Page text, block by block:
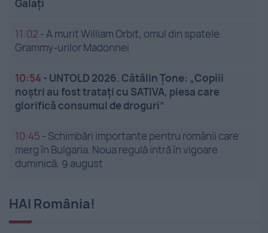
Galați
11:02 -A murit William Orbit, omul din spatele
Grammy-urilor Madonnei
10:54- UNTOLD 2026. Cătălin Țone: „Copiii
noștri au fost tratați cu SATIVA, piesa care
glorifică consumul de droguri”
10:45 - Schimbări importante pentru românii care
merg în Bulgaria. Noua regulă intră în vigoare
duminică, 9 august
HAI România!